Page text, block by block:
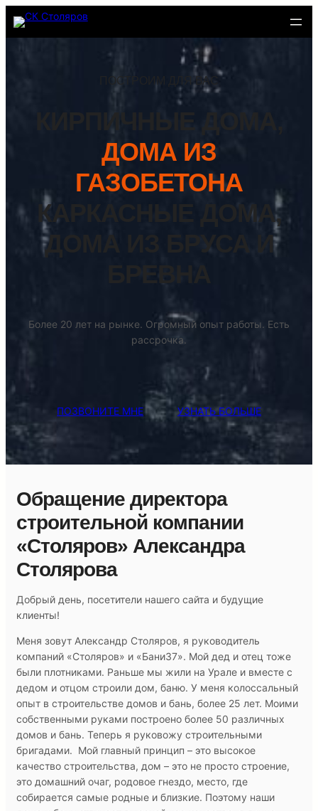
Перейти
ПОСТРОИМ ДЛЯ ВАС
КИРПИЧНЫЕ ДОМА,
ДОМА ИЗ
ГАЗОБЕТОНА
КАРКАСНЫЕ ДОМА,
ДОМА ИЗ БРУСА И
БРЕВНА
Более 20 лет на рынке. Огромный опыт работы. Есть
рассрочка.
ПОЗВОНИТЕ МНЕ УЗНАТЬ БОЛЬШЕ
Обращение директора
строительной компании
«Столяров» Александра
Столярова
Добрый день, посетители нашего сайта и будущие
клиенты!
Меня зовут Александр Столяров, я руководитель
компаний «Столяров» и «Бани37». Мой дед и отец тоже
были плотниками. Раньше мы жили на Урале и вместе с
дедом и отцом строили дом, баню. У меня колоссальный
опыт в строительстве домов и бань, более 25 лет. Моими
собственными руками построено более 50 различных
домов и бань. Теперь я руковожу строительными
бригадами. Мой главный принцип – это высокое
качество строительства, дом – это не просто строение,
это домашний очаг, родовое гнездо, место, где
собирается самые родные и близкие. Поэтому наши